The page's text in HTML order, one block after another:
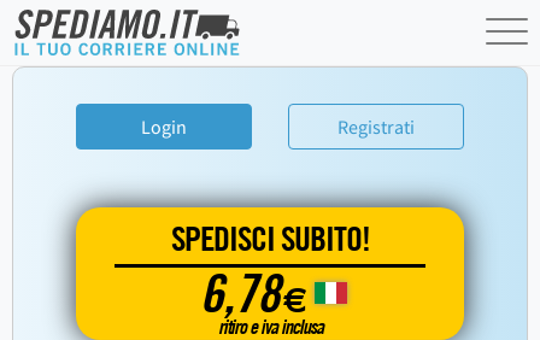
Login Registrati
SPEDISCI SUBITO!
6,78€
ritiro e iva inclusa